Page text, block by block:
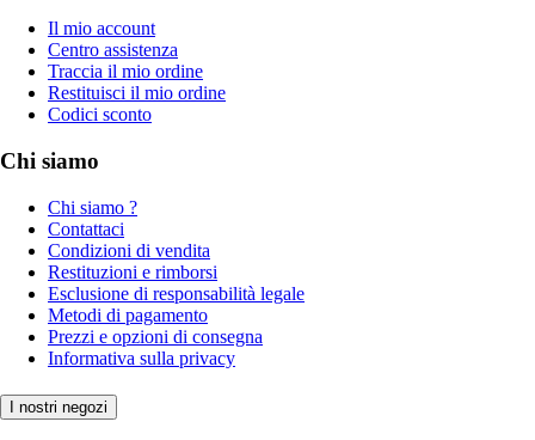
Il mio account
Centro assistenza
Traccia il mio ordine
Restituisci il mio ordine
Codici sconto
Chi siamo
Chi siamo ?
Contattaci
Condizioni di vendita
Restituzioni e rimborsi
Esclusione di responsabilità legale
Metodi di pagamento
Prezzi e opzioni di consegna
Informativa sulla privacy
I nostri negozi